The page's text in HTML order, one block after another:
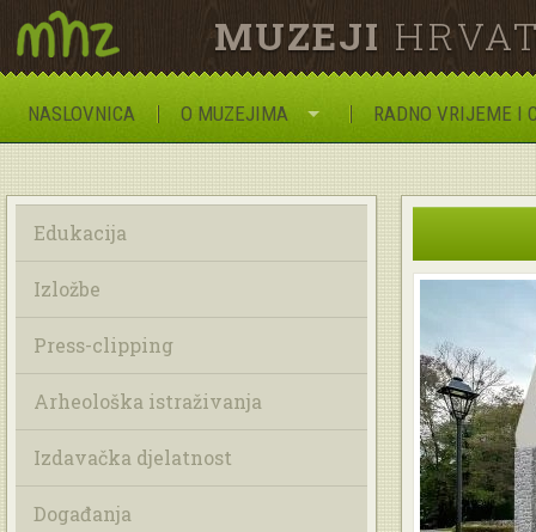
MUZEJI
NASLOVNICA O MUZEJIMA RADNO VRIJEME I
Edukacija
Izložbe
Press-clipping
Arheološka istraživanja
Izdavačka djelatnost
Događanja